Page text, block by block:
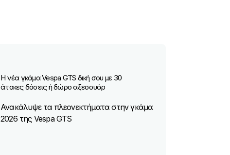
Η νέα γκάμα Vespa GTS δική σου με 30
άτοκες δόσεις ή δώρο αξεσουάρ
Ανακάλυψε τα πλεονεκτήματα στην γκάμα
2026 της Vespa GTS